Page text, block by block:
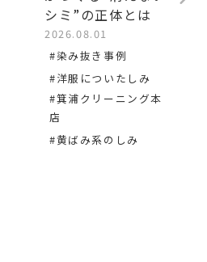
シミ”の正体とは
2026.08.01
#染み抜き事例
#洋服についたしみ
#箕浦クリーニング本
店
#黄ばみ系のしみ